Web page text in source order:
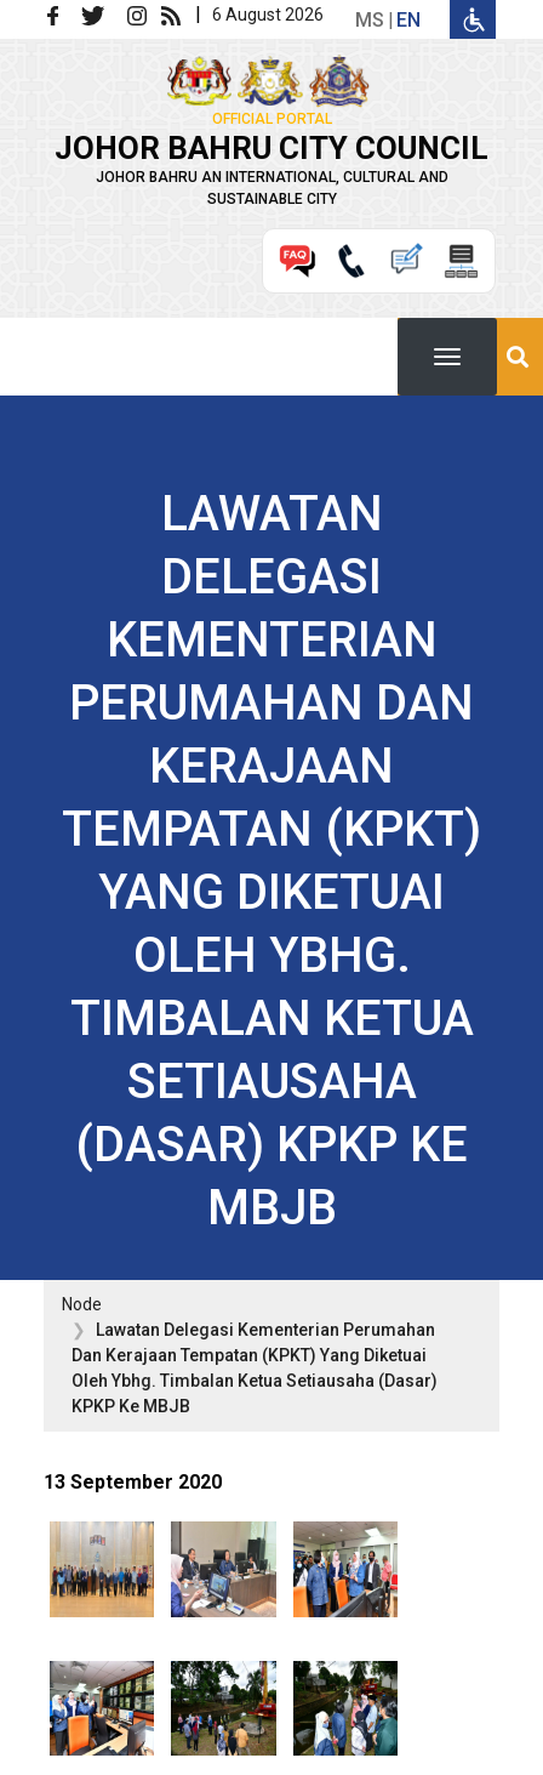
Skip to main content | 6 August 2026 MS EN
OFFICIAL PORTAL
JOHOR BAHRU CITY COUNCIL
JOHOR BAHRU AN INTERNATIONAL, CULTURAL AND
SUSTAINABLE CITY
LAWATAN
DELEGASI
KEMENTERIAN
PERUMAHAN DAN
KERAJAAN
TEMPATAN (KPKT)
YANG DIKETUAI
OLEH YBHG.
TIMBALAN KETUA
SETIAUSAHA
(DASAR) KPKP KE
MBJB
Node
Lawatan Delegasi Kementerian Perumahan
Dan Kerajaan Tempatan (KPKT) Yang Diketuai
Oleh Ybhg. Timbalan Ketua Setiausaha (Dasar)
KPKP Ke MBJB
13 September 2020